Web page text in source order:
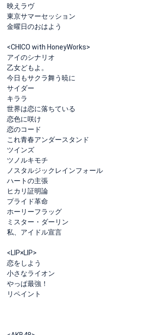
映えラヴ
東京サマーセッション
金曜日のおはよう
<CHICO with HoneyWorks>
アイのシナリオ
乙女どもよ。
今日もサクラ舞う暁に
サイダー
キララ
世界は恋に落ちている
恋色に咲け
恋のコード
これ青春アンダースタンド
ツインズ
ツノルキモチ
ノスタルジックレインフォール
ハートの主張
ヒカリ証明論
プライド革命
ホーリーフラッグ
ミスター・ダーリン
私、アイドル宣言
<LIP×LIP>
恋をしよう
小さなライオン
やっぱ最強！
リペイント